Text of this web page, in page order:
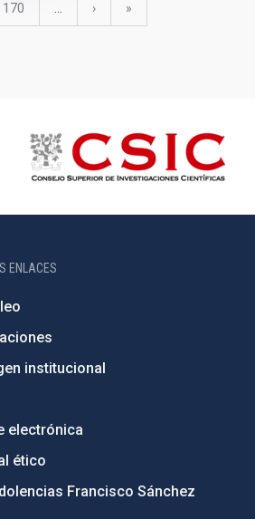
Página
170 …
Siguiente
›
última
»
ENLACES
institucional
electrónica
ético
Francisco Sánchez